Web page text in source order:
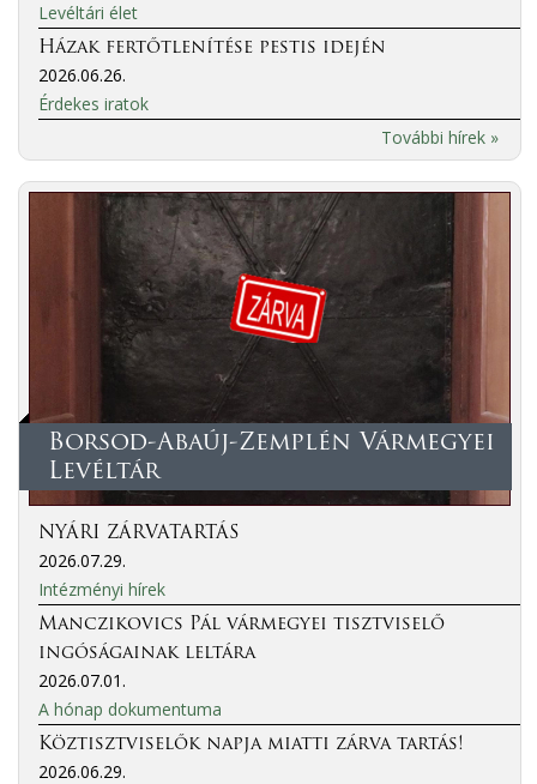
Levéltári élet
Házak fertőtlenítése pestis idején
2026.06.26.
Érdekes iratok
További hírek »
Borsod-Abaúj-Zemplén Vármegyei
Levéltár
NYÁRI ZÁRVATARTÁS
2026.07.29.
Intézményi hírek
Manczikovics Pál vármegyei tisztviselő
ingóságainak leltára
2026.07.01.
A hónap dokumentuma
Köztisztviselők napja miatti zárva tartás!
2026.06.29.